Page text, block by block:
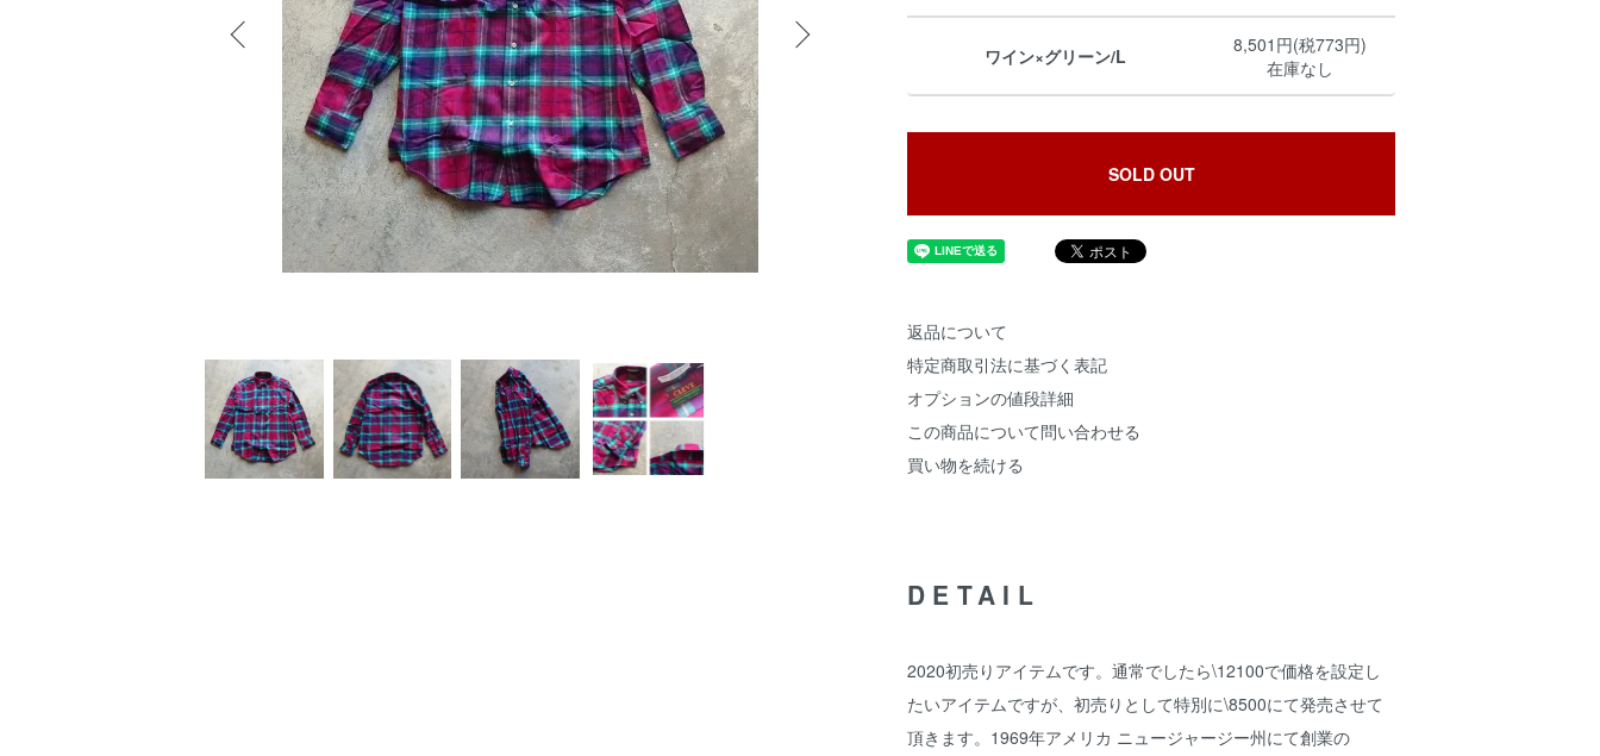
ワイン×グリーン/L
8,501円(税773円)
在庫なし
SOLD OUT
返品について
特定商取引法に基づく表記
オプションの値段詳細
この商品について問い合わせる
買い物を続ける
DETAIL
2020初売りアイテムです。通常でしたら\12100で価格を設定し
たいアイテムですが、初売りとして特別に\8500にて発売させて
頂きます。1969年アメリカ ニュージャージー州にて創業の